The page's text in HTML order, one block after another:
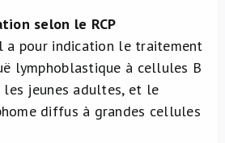
selon le RCP
a pour indication le traitement
lymphoblastique à cellules B
jeunes adultes, et le
diffus à grandes cellules